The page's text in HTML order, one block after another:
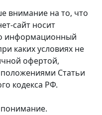
внимание на то, что
сайт носит
информационный
каких условиях не
офертой,
Статьи
кодекса РФ.